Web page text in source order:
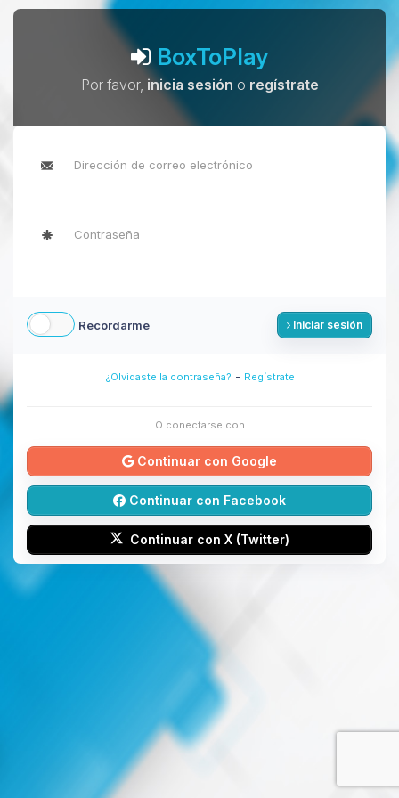
BoxToPlay
Por favor, inicia sesión o regístrate
Recordarme Iniciar sesión
¿Olvidaste la contraseña? - Regístrate
O conectarse con
Continuar con Google
Continuar con Facebook
Continuar con X (Twitter)